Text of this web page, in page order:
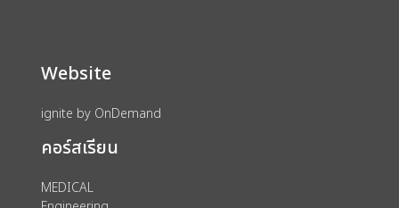
Website
ignite by OnDemand
คอร์สเรียน
MEDICAL